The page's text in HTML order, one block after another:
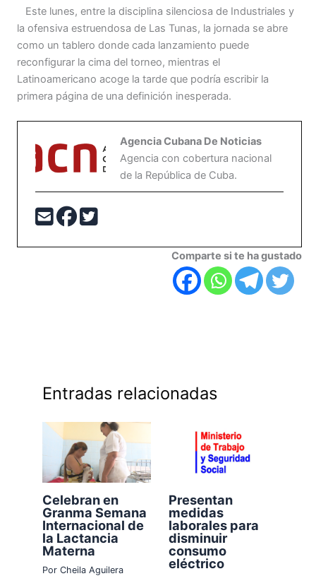
Este lunes, entre la disciplina silenciosa de Industriales y
la ofensiva estruendosa de Las Tunas, la jornada se abre
como un tablero donde cada lanzamiento puede
reconfigurar la cima del torneo, mientras el
Latinoamericano acoge la tarde que podría escribir la
primera página de una definición inesperada.
Agencia Cubana De Noticias
Agencia con cobertura nacional
de la República de Cuba.
Comparte si te ha gustado
Entradas relacionadas
Celebran en
Granma Semana
Internacional de
la Lactancia
Materna
PorCheila Aguilera
Presentan
medidas
laborales para
disminuir
consumo
eléctrico